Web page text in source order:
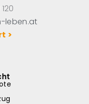
leben.at
>